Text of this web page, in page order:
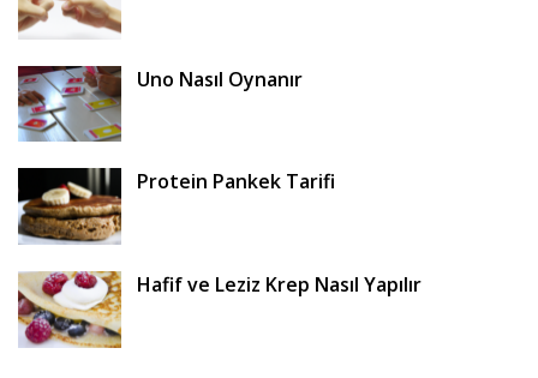
Uno Nasıl Oynanır
Protein Pankek Tarifi
Hafif ve Leziz Krep Nasıl Yapılır